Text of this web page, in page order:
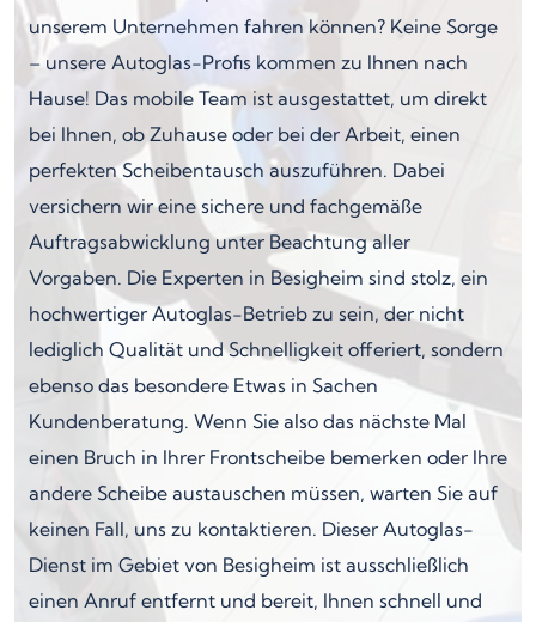
unserem Unternehmen fahren können? Keine Sorge
– unsere Autoglas-Profis kommen zu Ihnen nach
Hause! Das mobile Team ist ausgestattet, um direkt
bei Ihnen, ob Zuhause oder bei der Arbeit, einen
perfekten Scheibentausch auszuführen. Dabei
versichern wir eine sichere und fachgemäße
Auftragsabwicklung unter Beachtung aller
Vorgaben. Die Experten in Besigheim sind stolz, ein
hochwertiger Autoglas-Betrieb zu sein, der nicht
lediglich Qualität und Schnelligkeit offeriert, sondern
ebenso das besondere Etwas in Sachen
Kundenberatung. Wenn Sie also das nächste Mal
einen Bruch in Ihrer Frontscheibe bemerken oder Ihre
andere Scheibe austauschen müssen, warten Sie auf
keinen Fall, uns zu kontaktieren. Dieser Autoglas-
Dienst im Gebiet von Besigheim ist ausschließlich
einen Anruf entfernt und bereit, Ihnen schnell und